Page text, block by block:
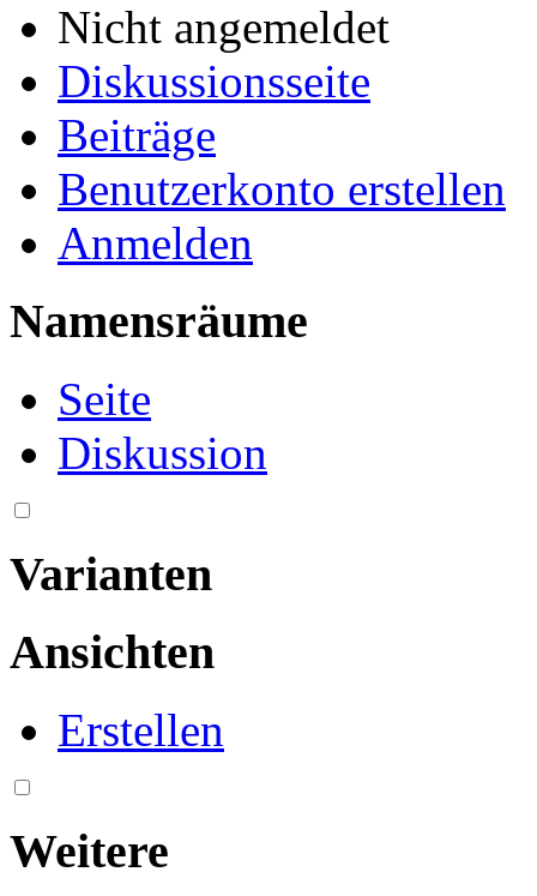
Nicht angemeldet
Diskussionsseite
Beiträge
Benutzerkonto erstellen
Anmelden
Namensräume
Seite
Diskussion
Varianten
Ansichten
Erstellen
Weitere